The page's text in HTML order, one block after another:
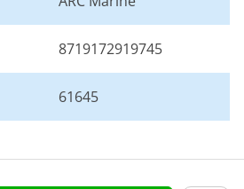
8719172919745
61645